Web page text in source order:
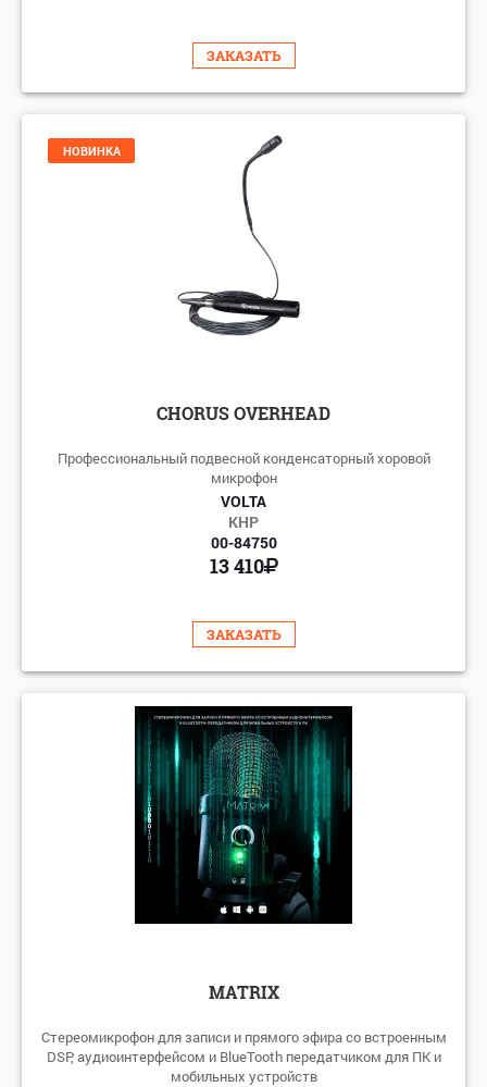
ЗАКАЗАТЬ
НОВИНКА
CHORUS OVERHEAD
Профессиональный подвесной конденсаторный хоровой
микрофон
VOLTA
КНР
00-84750
13 410
ЗАКАЗАТЬ
MATRIX
Стереомикрофон для записи и прямого эфира со встроенным
DSP, аудиоинтерфейсом и BlueTooth передатчиком для ПК и
мобильных устройств